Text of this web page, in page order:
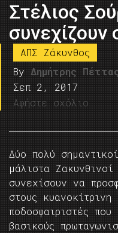
Στέλιος
ΑΠΣ Ζάκυνθος
By Δημήτρης
Σεπ 2, 2017
Αφήστε σχόλιο
Δύο πολύ
μάλιστα
συνεχίσουν να
στους
ποδοσφαιριστές
βασικούς